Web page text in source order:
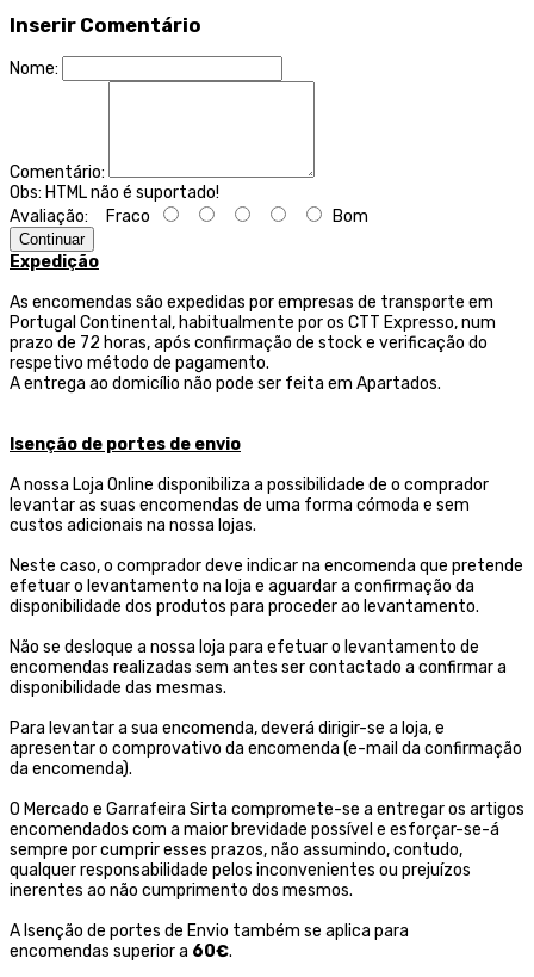
Inserir Comentário
Nome:
Comentário:
Obs: HTML não é suportado!
Avaliação: Fraco Bom
Continuar
Expedição
As encomendas são expedidas por empresas de transporte em
Portugal Continental, habitualmente por os CTT Expresso,num
prazo de 72 horas, após confirmação de stock e verificação do
respetivo método de pagamento.
A entrega ao domicílio não pode ser feita em Apartados.
Isenção de portes de envio
A nossa Loja Online disponibiliza a possibilidade de o comprador
levantar as suas encomendas de uma forma cómoda e sem
custos adicionais na nossa lojas.
Neste caso, o comprador deve indicar na encomenda que pretende
efetuar o levantamento na loja e aguardar a confirmação da
disponibilidade dos produtos para proceder ao levantamento.
Não se desloque a nossa loja para efetuar o levantamento de
encomendas realizadas sem antes ser contactado a confirmar a
disponibilidade das mesmas.
Para levantar a sua encomenda, deverá dirigir-se a loja, e
apresentar o comprovativo da encomenda (e-mail da confirmação
da encomenda).
O Mercado e Garrafeira Sirta compromete-se a entregar os artigos
encomendados com a maior brevidade possível e esforçar-se-á
sempre por cumprir esses prazos, não assumindo, contudo,
qualquer responsabilidade pelos inconvenientes ou prejuízos
inerentes ao não cumprimento dos mesmos.
A Isenção de portes de Envio também se aplica para
encomendas superior a 60€.